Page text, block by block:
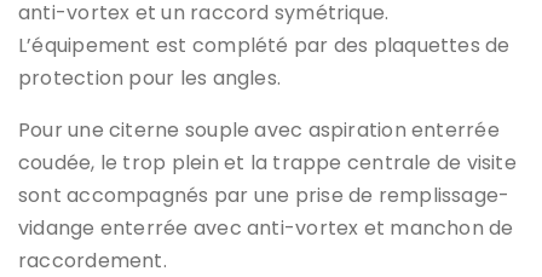
anti-vortex et un raccord symétrique.
L’équipement est complété par des plaquettes de
protection pour les angles.
Pour une citerne souple avec aspiration enterrée
coudée, le trop plein et la trappe centrale de visite
sont accompagnés par une prise de remplissage-
vidange enterrée avec anti-vortex et manchon de
raccordement.